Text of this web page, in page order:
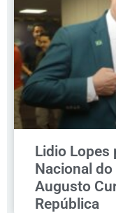
Lidio Lopes
Nacional
Augusto
República